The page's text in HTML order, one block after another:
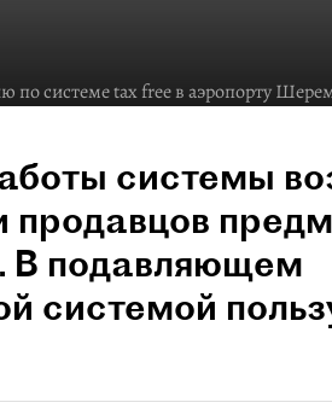
системе tax free в аэропорту
системы
В подавляющем
системой